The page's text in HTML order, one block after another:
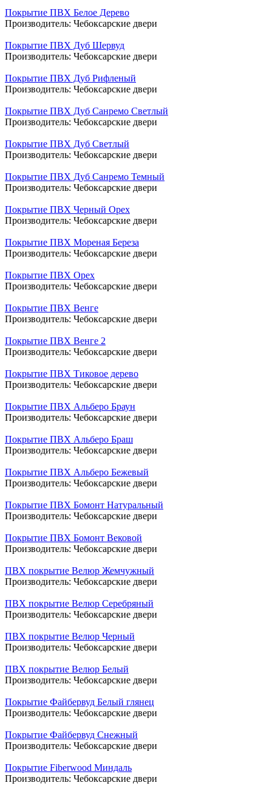
Покрытие ПВХ Белое Дерево
Производитель: Чебоксарские двери
Покрытие ПВХ Дуб Шервуд
Производитель: Чебоксарские двери
Покрытие ПВХ Дуб Рифленый
Производитель: Чебоксарские двери
Покрытие ПВХ Дуб Санремо Светлый
Производитель: Чебоксарские двери
Покрытие ПВХ Дуб Светлый
Производитель: Чебоксарские двери
Покрытие ПВХ Дуб Санремо Темный
Производитель: Чебоксарские двери
Покрытие ПВХ Черный Орех
Производитель: Чебоксарские двери
Покрытие ПВХ Мореная Береза
Производитель: Чебоксарские двери
Покрытие ПВХ Орех
Производитель: Чебоксарские двери
Покрытие ПВХ Венге
Производитель: Чебоксарские двери
Покрытие ПВХ Венге 2
Производитель: Чебоксарские двери
Покрытие ПВХ Тиковое дерево
Производитель: Чебоксарские двери
Покрытие ПВХ Альберо Браун
Производитель: Чебоксарские двери
Покрытие ПВХ Альберо Браш
Производитель: Чебоксарские двери
Покрытие ПВХ Альберо Бежевый
Производитель: Чебоксарские двери
Покрытие ПВХ Бомонт Натуральный
Производитель: Чебоксарские двери
Покрытие ПВХ Бомонт Вековой
Производитель: Чебоксарские двери
ПВХ покрытие Велюр Жемчужный
Производитель: Чебоксарские двери
ПВХ покрытие Велюр Серебряный
Производитель: Чебоксарские двери
ПВХ покрытие Велюр Черный
Производитель: Чебоксарские двери
ПВХ покрытие Велюр Белый
Производитель: Чебоксарские двери
Покрытие Файбервуд Белый глянец
Производитель: Чебоксарские двери
Покрытие Файбервуд Снежный
Производитель: Чебоксарские двери
Покрытие Fiberwood Миндаль
Производитель: Чебоксарские двери